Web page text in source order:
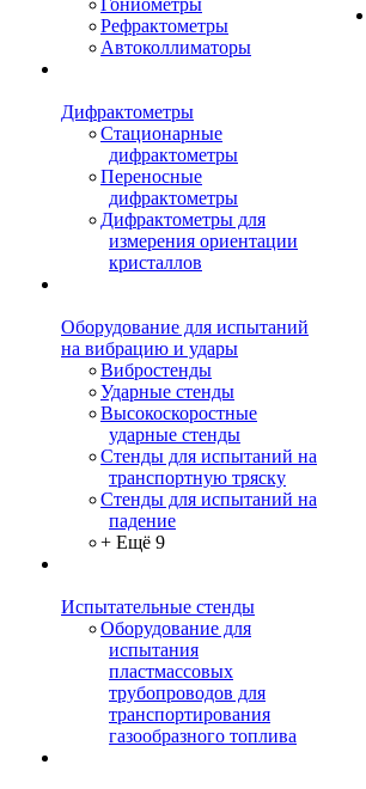
Гониометры
Рефрактометры
Автоколлиматоры
Дифрактометры
Стационарные
дифрактометры
Переносные
дифрактометры
Дифрактометры для
измерения ориентации
кристаллов
Оборудование для испытаний
на вибрацию и удары
Вибростенды
Ударные стенды
Высокоскоростные
ударные стенды
Стенды для испытаний на
транспортную тряску
Стенды для испытаний на
падение
+ Ещё 9
Испытательные стенды
Оборудование для
испытания
пластмассовых
трубопроводов для
транспортирования
газообразного топлива